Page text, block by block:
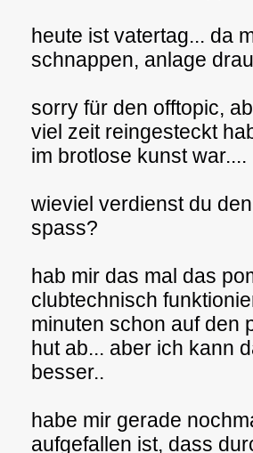
heute ist vatertag... da
schnappen, anlage
sorry für den offtopic,
viel zeit reingesteckt
im brotlose kunst war....
wieviel verdienst du
spass?
hab mir das mal das
clubtechnisch
minuten schon auf den
hut ab... aber ich kann
besser..
habe mir gerade
aufgefallen ist, dass